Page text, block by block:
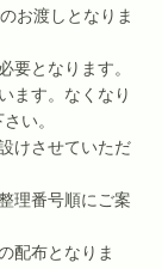
お渡しとなりま
となります。
ます。なくなり
い。
けさせていただ
理番号順にご案
配布となりま